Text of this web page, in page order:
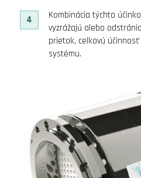
4
Kombinácia týchto
vyzrážajú alebo
prietok, celkovú
systému.